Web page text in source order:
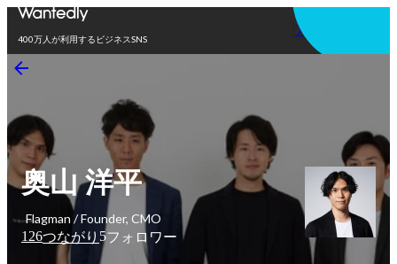
400万人が利用するビジネスSNS
アプリを使う
奥山 洋平
Flagman / Founder, CMO
126つながり 5フォロワー